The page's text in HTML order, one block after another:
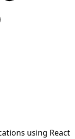
using React